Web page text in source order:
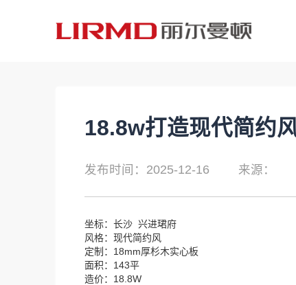
18.8w打造现代简约
发布时间：2025-12-16 来源：
坐标：长沙 兴进珺府
风格：现代简约风
定制：18mm厚杉木实心板
面积：143平
造价：18.8W